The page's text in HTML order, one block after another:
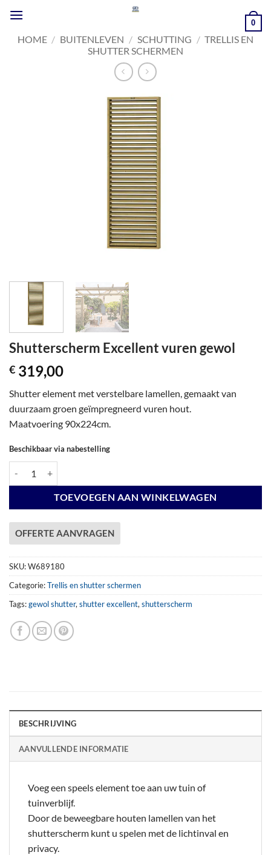
naar
inhoud
0
HOME / BUITENLEVEN / SCHUTTING / TRELLIS EN
SHUTTER SCHERMEN
Shutterscherm Excellent vuren gewol
€ 319,00
Shutter element met verstelbare lamellen, gemaakt van
duurzaam groen geïmpregneerd vuren hout.
Maatvoering 90x224cm.
Beschikbaar via nabestelling
TOEVOEGEN AAN WINKELWAGEN
OFFERTE AANVRAGEN
SKU:W689180
Categorie:Trellis en shutter schermen
Tags:gewol shutter,shutter excellent,shutterscherm
BESCHRIJVING
AANVULLENDE INFORMATIE
Voeg een speels element toe aan uw tuin of
tuinverblijf.
Door de beweegbare houten lamellen van het
shutterscherm kunt u spelen met de lichtinval en
privacy.